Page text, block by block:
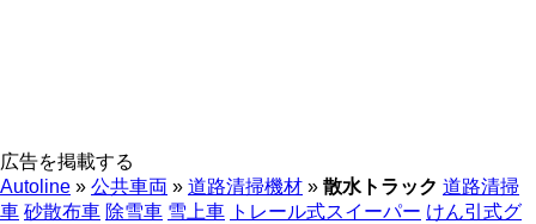
広告を掲載する
Autoline » 公共車両 » 道路清掃機材 » 散水トラック 道路清掃
車 砂散布車 除雪車 雪上車 トレール式スイーパー けん引式グ